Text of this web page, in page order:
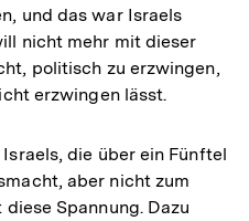
und das war Israels
nicht mehr mit dieser
politisch zu erzwingen,
erzwingen lässt.
die über ein Fünftel
aber nicht zum
Spannung. Dazu